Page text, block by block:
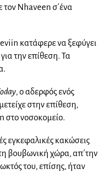
τον Nhaveen σ΄ένα
κατάφερε να ξεφύγει
την επίθεση. Τα
, ο αδερφός ενός
στην επίθεση,
στο νοσοκομείο.
εγκεφαλικές κακώσεις
βουβωνική χώρα, απ΄την
του, επίσης, ήταν